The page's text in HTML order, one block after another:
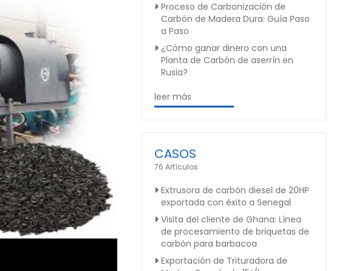
Proceso de Carbonización de
Carbón de Madera Dura: Guía Paso
a Paso
¿Cómo ganar dinero con una
Planta de Carbón de aserrín en
Rusia?
leer más
CASOS
76 Artículos
Extrusora de carbón diesel de 20HP
exportada con éxito a Senegal
Visita del cliente de Ghana: Línea
de procesamiento de briquetas de
carbón para barbacoa
Exportación de Trituradora de